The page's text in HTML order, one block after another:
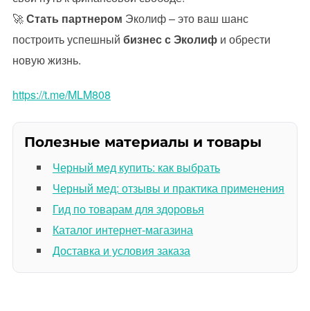
🚀Стать партнером Эколиф – это ваш шанс
построить успешный бизнес с Эколифи обрести
новую жизнь.
https://t.me/MLM808
Полезные материалы и товары
Черный мед купить: как выбрать
Черный мед: отзывы и практика применения
Гид по товарам для здоровья
Каталог интернет-магазина
Доставка и условия заказа